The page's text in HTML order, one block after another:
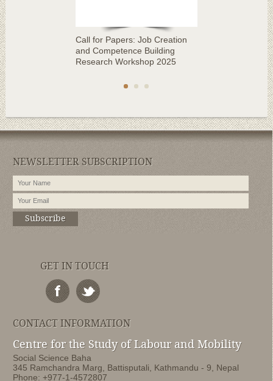
Call for Papers: Job Creation
and Competence Building
Research Workshop 2025
NEWSLETTER SUBSCRIPTION
Subscribe
GET IN TOUCH
CONTACT INFORMATION
Centre for the Study of Labour and Mobility
Social Science Baha
345 Ramchandra Marg, Battisputali, Kathmandu - 9, Nepal
Phone: +977-1-4572807